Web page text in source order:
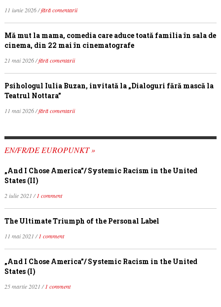
11 iunie 2026 /fără comentarii
Mă mut la mama, comedia care aduce toată familia în sala de
cinema, din 22 mai în cinematografe
21 mai 2026 /fără comentarii
Psihologul Iulia Buzan, invitată la „Dialoguri fără mască la
Teatrul Nottara”
11 mai 2026 /fără comentarii
EN/FR/DE EUROPUNKT »
„And I Chose America”/ Systemic Racism in the United
States (II)
2 iulie 2021 /1 comment
The Ultimate Triumph of the Personal Label
11 mai 2021 /1 comment
„And I Chose America”/ Systemic Racism in the United
States (I)
25 martie 2021 /1 comment